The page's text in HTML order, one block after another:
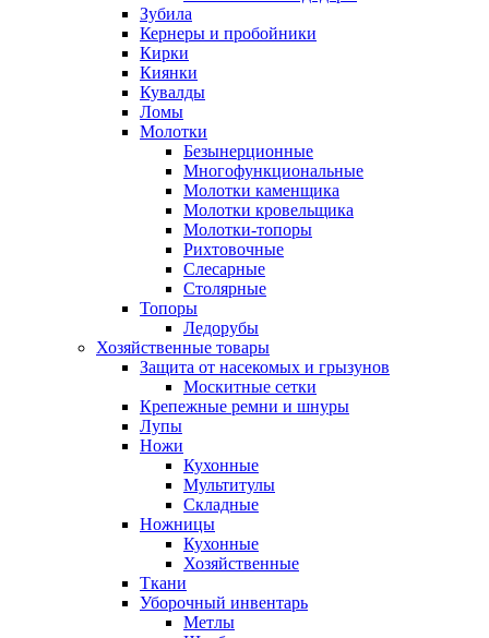
Зубила
Кернеры и пробойники
Кирки
Киянки
Кувалды
Ломы
Молотки
Безынерционные
Многофункциональные
Молотки каменщика
Молотки кровельщика
Молотки-топоры
Рихтовочные
Слесарные
Столярные
Топоры
Ледорубы
Хозяйственные товары
Защита от насекомых и грызунов
Москитные сетки
Крепежные ремни и шнуры
Лупы
Ножи
Кухонные
Мультитулы
Складные
Ножницы
Кухонные
Хозяйственные
Ткани
Уборочный инвентарь
Метлы